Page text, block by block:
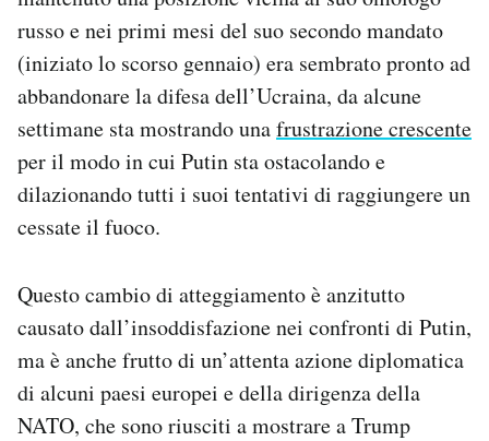
Area Personale
Newsletter
Notifiche mobile
Esci
russo e nei primi mesi del suo secondo mandato
(iniziato lo scorso gennaio) era sembrato pronto ad
abbandonare la difesa dell’Ucraina, da alcune
settimane sta mostrando unafrustrazione crescente
per il modo in cui Putin sta ostacolando e
dilazionando tutti i suoi tentativi di raggiungere un
cessate il fuoco.
Questo cambio di atteggiamento è anzitutto
causato dall’insoddisfazione nei confronti di Putin,
ma è anche frutto di un’attenta azione diplomatica
di alcuni paesi europei e della dirigenza della
NATO, che sono riusciti a mostrare a Trump